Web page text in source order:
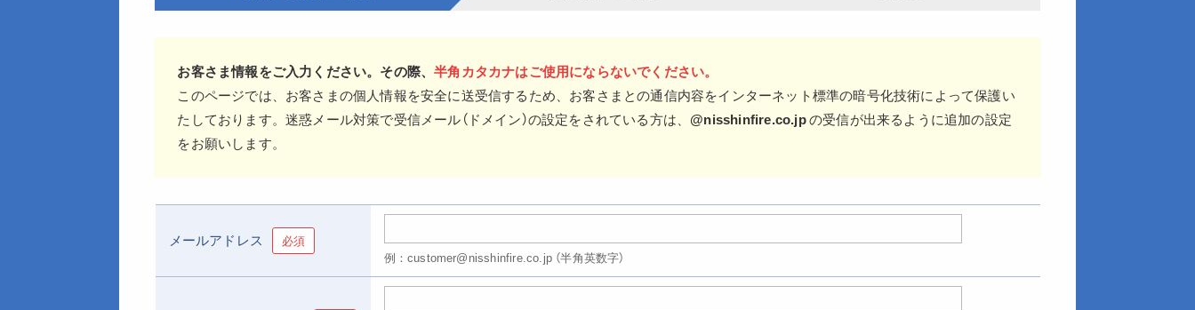
お客さま情報をご入力ください。その際、半角カタカナはご使用にならないでください。
このページでは、お客さまの個人情報を安全に送受信するため、お客さまとの通信内容をインターネット標準の暗号化技術によって保護い
たしております。迷惑メール対策で受信メール（ドメイン）の設定をされている方は、 @nisshinfire.co.jpの受信が出来るように追加の設定
をお願いします。
メールアドレス
必須
例：customer@nisshinfire.co.jp （半角英数字）